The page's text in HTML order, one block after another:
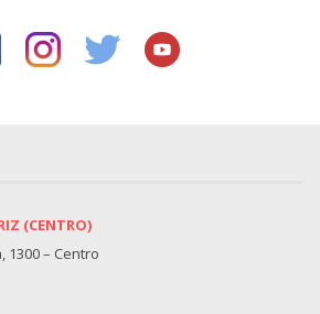
(CENTRO)
1300 – Centro